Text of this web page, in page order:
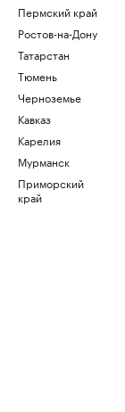
Пермский край
Ростов-на-Дону
Татарстан
Тюмень
Черноземье
Кавказ
Карелия
Мурманск
Приморский
край